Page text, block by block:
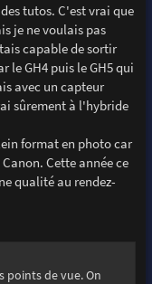
tutos. C'est vrai que
je ne voulais pas
capable de sortir
le GH4 puis le GH5 qui
avec un capteur
sûrement à l'hybride
format en photo car
Cette année ce
qualité au rendez-
points de vue. On